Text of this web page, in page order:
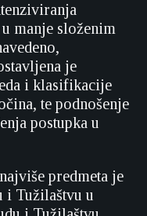
manje složenim
je
i klasifikacije
te podnošenje
postupka u
predmeta je
i Tužilaštvu u